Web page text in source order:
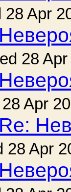
28 Apr
28
Apr
Re:
28 Apr